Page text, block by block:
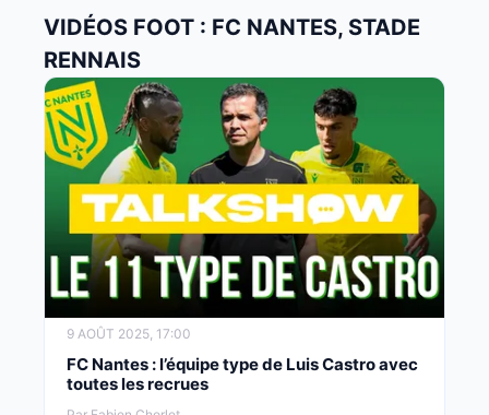
VIDÉOS FOOT : FC NANTES, STADE
RENNAIS
9 AOÛT 2025, 17:00
FC Nantes : l’équipe type de Luis Castro avec
toutes les recrues